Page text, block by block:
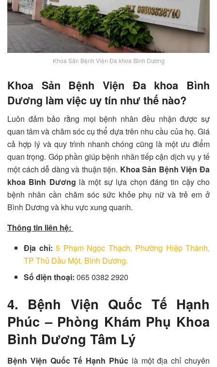
Khoa Sản Bệnh Viện Đa khoa Bình Dương
Khoa Sản Bệnh Viện Đa khoa Bình
Dương làm việc uy tín như thế nào?
Luôn đảm bảo rằng mọi bệnh nhân đều nhận được sự
quan tâm và chăm sóc cụ thể dựa trên nhu cầu của họ. Giá
cả hợp lý và quy trình nhanh chóng cũng là một ưu điểm
quan trọng. Góp phần giúp bệnh nhân tiếp cận dịch vụ y tế
một cách dễ dàng và thuận tiện. Khoa Sản Bệnh Viện Đa
khoa Bình Dương là một sự lựa chọn đáng tin cậy cho
bệnh nhân cần chăm sóc sức khỏe phụ nữ và trẻ em ở
Bình Dương và khu vực xung quanh.
Thông tin liên hệ:
Địa chỉ: 5 Phạm Ngọc Thạch, Phường Hiệp Thành,
TP Thủ Dầu Một, Bình Dương.
Số điện thoại: 065 0382 2920
4. Bệnh Viện Quốc Tế Hạnh
Phúc – Phòng Khám Phụ Khoa
Bình Dương Tâm Lý
Bệnh Viện Quốc Tế Hạnh Phúc là một địa chỉ chuyên